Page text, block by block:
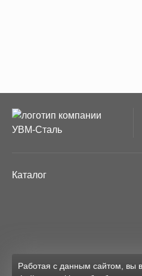
Каталог
Работая с данным сайтом, вы